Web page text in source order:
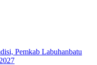
Pemkab Labuhanbatu